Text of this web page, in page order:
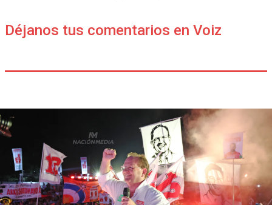
Déjanos tus comentarios en Voiz